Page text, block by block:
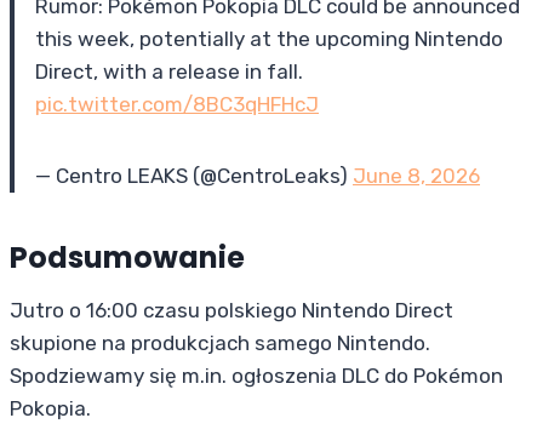
Rumor: Pokémon Pokopia DLC could be announced
this week, potentially at the upcoming Nintendo
Direct, with a release in fall.
pic.twitter.com/8BC3qHFHcJ
— Centro LEAKS (@CentroLeaks) June 8, 2026
Podsumowanie
Jutro o 16:00 czasu polskiego Nintendo Direct
skupione na produkcjach samego Nintendo.
Spodziewamy się m.in. ogłoszenia DLC do Pokémon
Pokopia.